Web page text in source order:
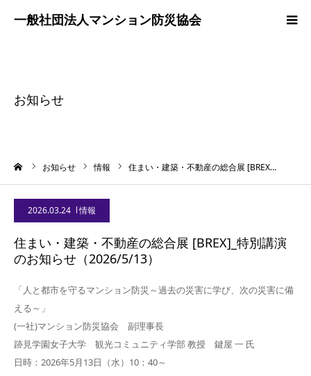
お知らせ
お知らせ 情報 住まい・建築・不動産の総合展 [BREX…
2026.03.24 情報
住まい・建築・不動産の総合展 [BREX]_特別講演
のお知らせ（2026/5/13）
「人と都市を守るマンション防災～過去の災害に学び、次の災害に備
える～」
(一社)マンション防災協会 副理事長
跡見学園女子大学 観光コミュニティ学部 教授 鍵屋 一 氏
日時：2026年5月13日（水）10：40～
協会案内
調査研究
お問合わせ